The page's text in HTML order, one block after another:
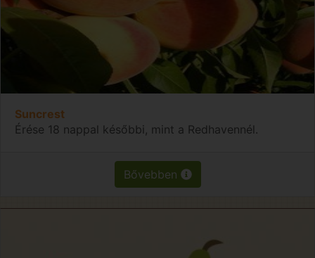
Suncrest
Érése 18 nappal későbbi, mint a Redhavennél.
Bővebben